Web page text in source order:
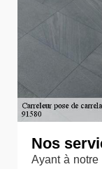
Nos
Ayant à notre